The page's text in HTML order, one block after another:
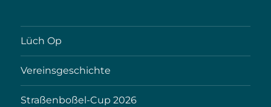
Lüch Op
Vereinsgeschichte
Straßenboßel-Cup 2026